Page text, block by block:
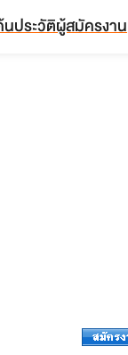
นประวัติผู้สมัครงาน